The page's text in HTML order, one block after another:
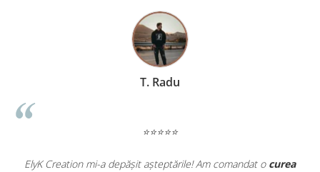
T. Radu
⭐⭐⭐⭐⭐
ElyK Creation mi-a depășit așteptările! Am comandat o curea